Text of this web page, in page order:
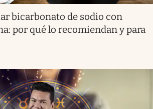
bicarbonato de sodio con
por qué lo recomiendan y para